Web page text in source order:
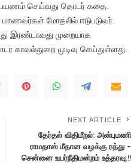
பயணம் செய்வது தொடர் கதை.
மோதலில் ஈடுபடுவர்.
இரண்டாவது முறையாக
காவல்துறை முடிவு செய்துள்ளது.
NEXT ARTICLE
தேர்தல் விதிமீறல்: அன்புமணி
ராமதாஸ் மீதான வழக்கு ரத்து –
சென்னை உயர்நீதிமன்றம் உத்தரவு.!!